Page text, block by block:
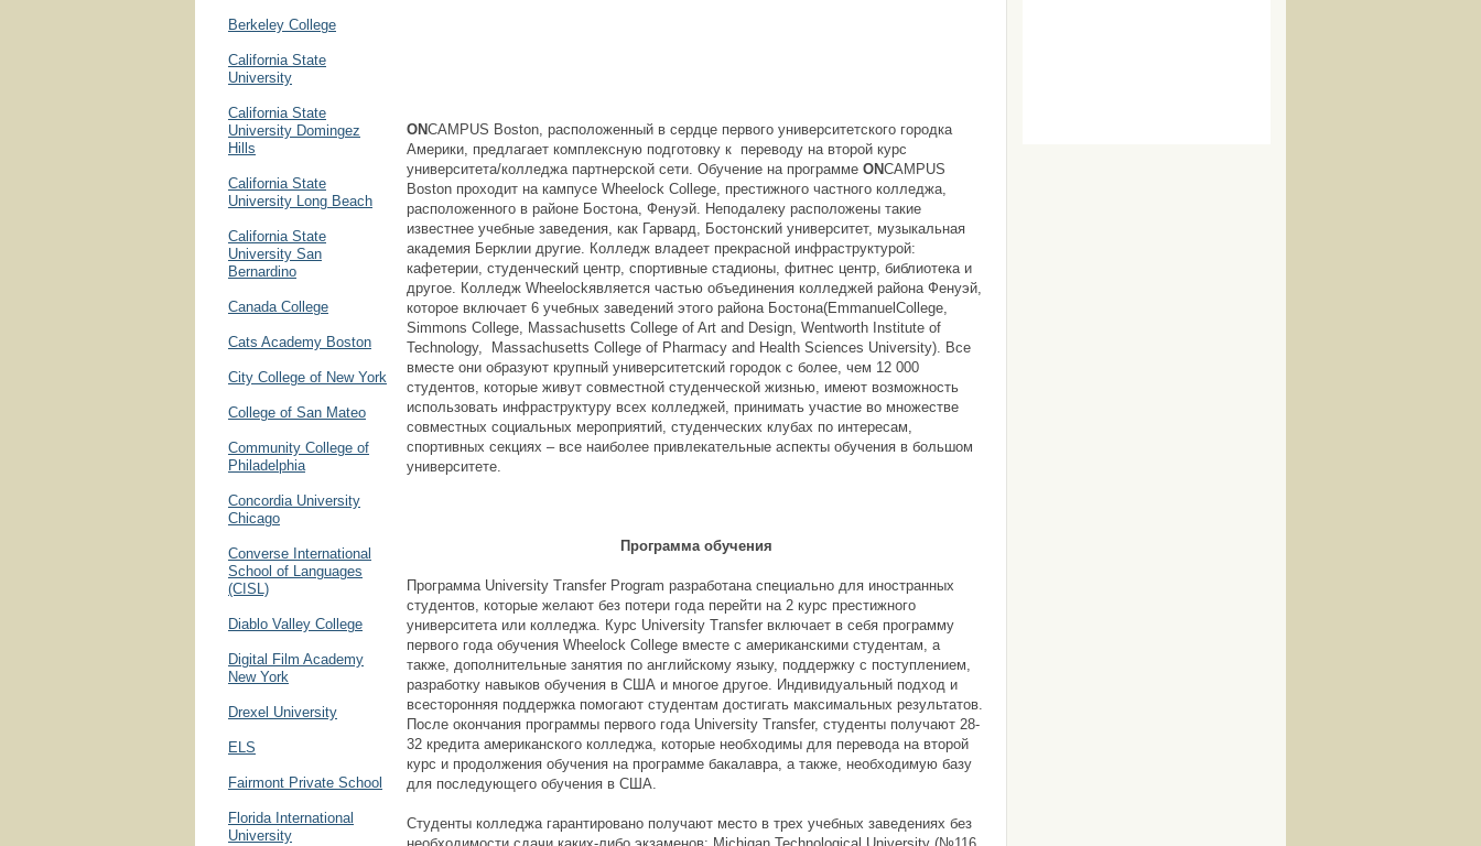
Berkeley College
California State
University
California State
University Domingez
Hills
California State
University Long Beach
California State
University San
Bernardino
Canada College
Cats Academy Boston
City College of New York
College of San Mateo
Community College of
Philadelphia
Concordia University
Chicago
Converse International
School of Languages
(CISL)
Diablo Valley College
Digital Film Academy
New York
Drexel University
ELS
Fairmont Private School
Florida International
University
ONCAMPUS Boston, расположенный в сердце первого университетского городка
Америки, предлагает комплексную подготовку к переводу на второй курс
университета/колледжа партнерской сети. Обучение на программе ONCAMPUS
Boston проходит на кампусе Wheelock College, престижного частного колледжа,
расположенного в районе Бостона, Фенуэй. Неподалеку расположены такие
известнее учебные заведения, как Гарвард, Бостонский университет, музыкальная
академия Берклии другие. Колледж владеет прекрасной инфраструктурой:
кафетерии, студенческий центр, спортивные стадионы, фитнес центр, библиотека и
другое. Колледж Wheelockявляется частью объединения колледжей района Фенуэй,
которое включает 6 учебных заведений этого района Бостона(EmmanuelCollege,
Simmons College, Massachusetts College of Art and Design, Wentworth Institute of
Technology, Massachusetts College of Pharmacy and Health Sciences University). Все
вместе они образуют крупный университетский городок с более, чем 12 000
студентов, которые живут совместной студенческой жизнью, имеют возможность
использовать инфраструктуру всех колледжей, принимать участие во множестве
совместных социальных мероприятий, студенческих клубах по интересам,
спортивных секциях – все наиболее привлекательные аспекты обучения в большом
университете.
Программа обучения
Программа University Transfer Program разработана специально для иностранных
студентов, которые желают без потери года перейти на 2 курс престижного
университета или колледжа. Курс University Transfer включает в себя программу
первого года обучения Wheelock College вместе с американскими студентам, а
также, дополнительные занятия по английскому языку, поддержку с поступлением,
разработку навыков обучения в США и многое другое. Индивидуальный подход и
всесторонняя поддержка помогают студентам достигать максимальных результатов.
После окончания программы первого года University Transfer, студенты получают 28-
32 кредита американского колледжа, которые необходимы для перевода на второй
курс и продолжения обучения на программе бакалавра, а также, необходимую базу
для последующего обучения в США.
Студенты колледжа гарантировано получают место в трех учебных заведениях без